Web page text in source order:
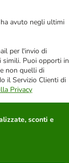
avuto negli ultimi
per l'invio di
Puoi opporti in
non quelli di
il Servizio Clienti di
Privacy
sconti e